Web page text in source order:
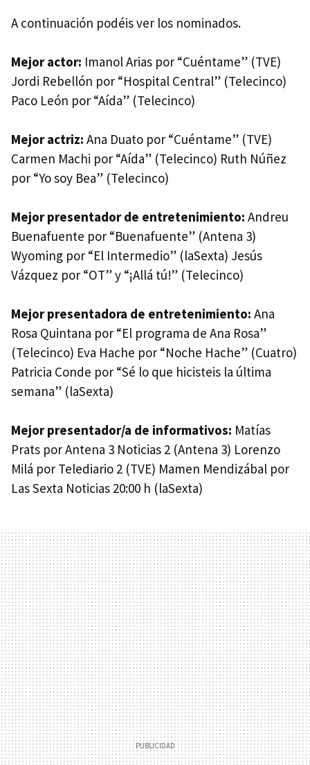
A continuación podéis ver los nominados.
Mejor actor: Imanol Arias por “Cuéntame” (TVE)
Jordi Rebellón por “Hospital Central” (Telecinco)
Paco León por “Aída” (Telecinco)
Mejor actriz: Ana Duato por “Cuéntame” (TVE)
Carmen Machi por “Aída” (Telecinco) Ruth Núñez
por “Yo soy Bea” (Telecinco)
Mejor presentador de entretenimiento: Andreu
Buenafuente por “Buenafuente” (Antena 3)
Wyoming por “El Intermedio” (laSexta) Jesús
Vázquez por “OT” y “¡Allá tú!” (Telecinco)
Mejor presentadora de entretenimiento: Ana
Rosa Quintana por “El programa de Ana Rosa”
(Telecinco) Eva Hache por “Noche Hache” (Cuatro)
Patricia Conde por “Sé lo que hicisteis la última
semana” (laSexta)
Mejor presentador/a de informativos: Matías
Prats por Antena 3 Noticias 2 (Antena 3) Lorenzo
Milá por Telediario 2 (TVE) Mamen Mendizábal por
Las Sexta Noticias 20:00 h (laSexta)